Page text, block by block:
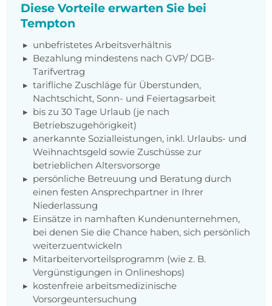
Diese Vorteile erwarten Sie bei
Tempton
unbefristetes Arbeitsverhältnis
Bezahlung mindestens nach GVP/ DGB-
Tarifvertrag
tarifliche Zuschläge für Überstunden,
Nachtschicht, Sonn- und Feiertagsarbeit
bis zu 30 Tage Urlaub (je nach
Betriebszugehörigkeit)
anerkannte Sozialleistungen, inkl. Urlaubs- und
Weihnachtsgeld sowie Zuschüsse zur
betrieblichen Altersvorsorge
persönliche Betreuung und Beratung durch
einen festen Ansprechpartner in Ihrer
Niederlassung
Einsätze in namhaften Kundenunternehmen,
bei denen Sie die Chance haben, sich persönlich
weiterzuentwickeln
Mitarbeitervorteilsprogramm (wie z. B.
Vergünstigungen in Onlineshops)
kostenfreie arbeitsmedizinische
Vorsorgeuntersuchung